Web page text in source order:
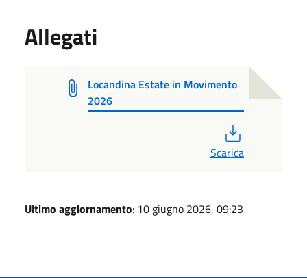
Allegati
Locandina Estate in Movimento
2026
Scarica
Ultimo aggiornamento: 10 giugno 2026, 09:23